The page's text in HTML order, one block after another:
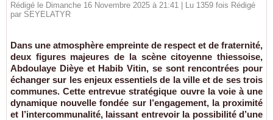
Rédigé le Dimanche 16 Novembre 2025 à 21:41 | Lu 1359 fois Rédigé
par SEYELATYR
Dans une atmosphère empreinte de respect et de fraternité,
deux figures majeures de la scène citoyenne thiessoise,
Abdoulaye Dièye et Habib Vitin, se sont rencontrées pour
échanger sur les enjeux essentiels de la ville et de ses trois
communes. Cette entrevue stratégique ouvre la voie à une
dynamique nouvelle fondée sur l’engagement, la proximité
et l’intercommunalité, laissant entrevoir la possibilité d’une